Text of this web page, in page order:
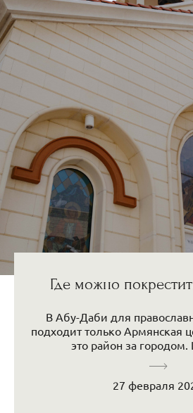
Где можно
В Абу-Даби для
подходит только Армянская
это район за городом.
27 февраля